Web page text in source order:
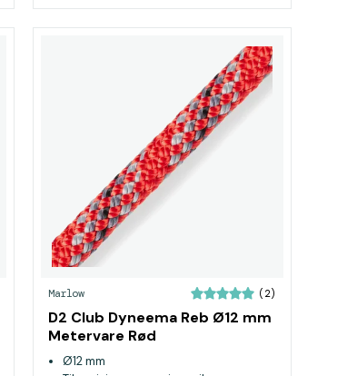
Marlow (2)
D2 Club Dyneema Reb Ø12 mm
Metervare Rød
Ø12 mm